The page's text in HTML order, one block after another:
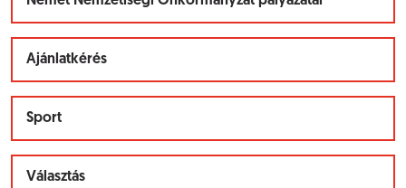
Ajánlatkérés
Sport
Választás